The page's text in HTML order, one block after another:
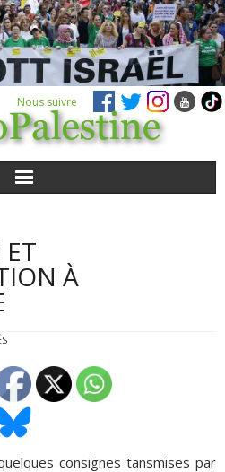
Nous suivre
À
consignes tansmises par